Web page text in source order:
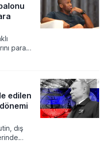
para
belirtti
veren
edilen
dış